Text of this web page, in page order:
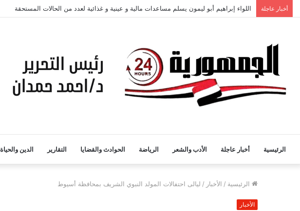
أخبار عاجلة اللواء إبراهيم أبو ليمون يسلم مساعدات مالية و عينية و غذائية لعدد من الحالات المستحقة
الرئيسية أخبار عاجلة الأدب والشعر الرياضة الحوادث والقضايا التقارير الدين والحياة
الرئيسية / الأخبار / ليالى احتفالات المولد النبوي الشريف بمحافظة أسيوط
الأخبار